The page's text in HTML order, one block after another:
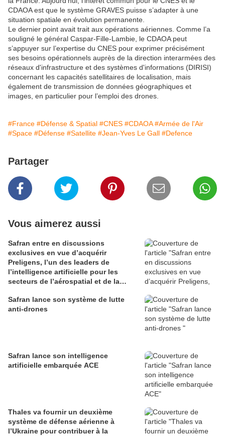
CDAOA est que le système GRAVES puisse s’adapter à une
situation spatiale en évolution permanente.
Le dernier point avait trait aux opérations aériennes. Comme l’a
souligné le général Caspar-Fille-Lambie, le CDAOA peut
s’appuyer sur l’expertise du CNES pour exprimer précisément
ses besoins opérationnels auprès de la direction interarmées des
réseaux d'infrastructure et des systèmes d'informations (DIRISI)
concernant les capacités satellitaires de localisation, mais
également de transmission de données géographiques et
images, en particulier pour l’emploi des drones.
#France #Défense & Spatial #CNES #CDAOA #Armée de l'Air
#Space #Défense #Satellite #Jean-Yves Le Gall #Defence
Partager
Vous aimerez aussi
Safran entre en discussions
exclusives en vue d’acquérir
Preligens, l’un des leaders de
l’intelligence artificielle pour les
secteurs de l’aérospatial et de la
Safran lance son système de lutte
anti-drones
Safran lance son intelligence
artificielle embarquée ACE
Thales va fournir un deuxième
système de défense aérienne à
l’Ukraine pour contribuer à la